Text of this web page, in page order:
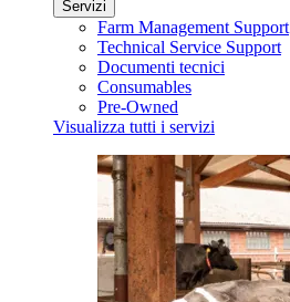
Servizi
Farm Management Support
Technical Service Support
Documenti tecnici
Consumables
Pre-Owned
Visualizza tutti i servizi